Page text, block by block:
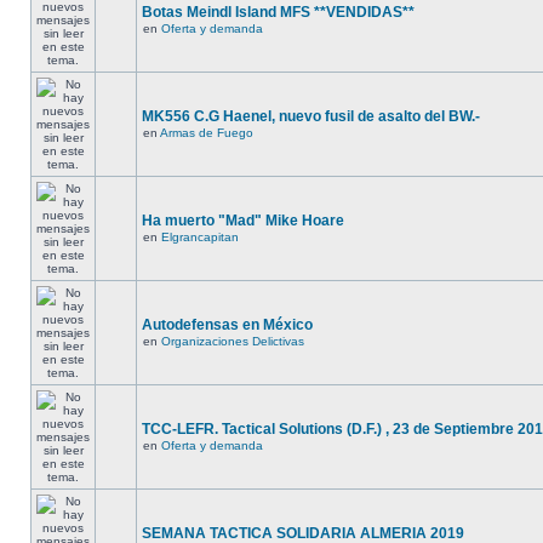
Botas Meindl Island MFS **VENDIDAS**
en Oferta y demanda
MK556 C.G Haenel, nuevo fusil de asalto del BW.-
en Armas de Fuego
Ha muerto "Mad" Mike Hoare
en Elgrancapitan
Autodefensas en México
en Organizaciones Delictivas
TCC-LEFR. Tactical Solutions (D.F.) , 23 de Septiembre
en Oferta y demanda
SEMANA TACTICA SOLIDARIA ALMERIA 2019